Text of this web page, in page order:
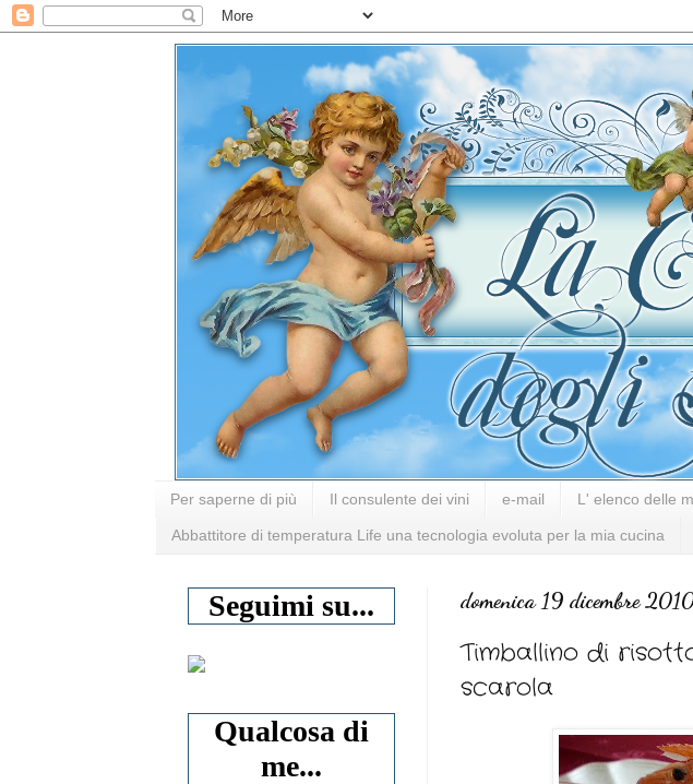
Per saperne di più Il consulente dei vini e-mail L' elenco delle
Abbattitore di temperatura Life una tecnologia evoluta per la mia cucina
domenica 19 dicembre
Timballino di
scarola
Seguimi su...
Qualcosa di
me...